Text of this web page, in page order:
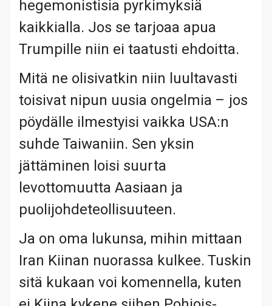
hegemonistisia pyrkimyksiä
kaikkialla. Jos se tarjoaa apua
Trumpille niin ei taatusti ehdoitta.
Mitä ne olisivatkin niin luultavasti
toisivat nipun uusia ongelmia – jos
pöydälle ilmestyisi vaikka USA:n
suhde Taiwaniin. Sen yksin
jättäminen loisi suurta
levottomuutta Aasiaan ja
puolijohdeteollisuuteen.
Ja on oma lukunsa, mihin mittaan
Iran Kiinan nuorassa kulkee. Tuskin
sitä kukaan voi komennella, kuten